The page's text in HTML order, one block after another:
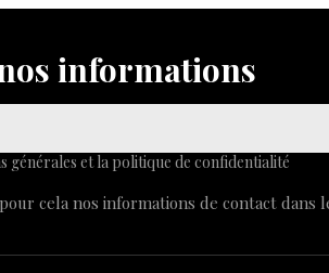
informations
générales et la politique de confidentialité
cela nos informations de contact dans